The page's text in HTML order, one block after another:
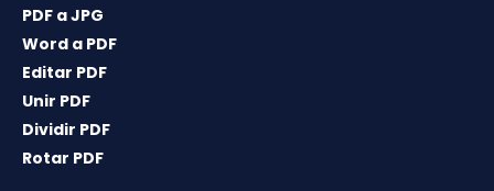
PDF a JPG
Word a PDF
Editar PDF
Unir PDF
Dividir PDF
Rotar PDF